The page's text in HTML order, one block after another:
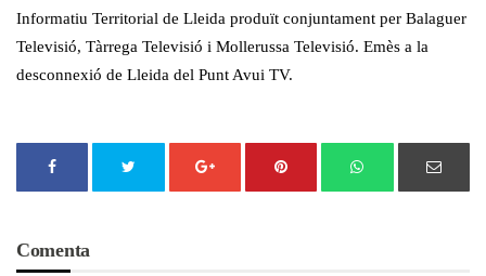
Informatiu Territorial de Lleida produït conjuntament per Balaguer
Televisió, Tàrrega Televisió i Mollerussa Televisió. Emès a la
desconnexió de Lleida del Punt Avui TV.
Comenta